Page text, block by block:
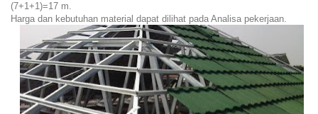
(7+1+1)=17 m.
Harga dan kebutuhan material dapat dilihat pada Analisa pekerjaan.